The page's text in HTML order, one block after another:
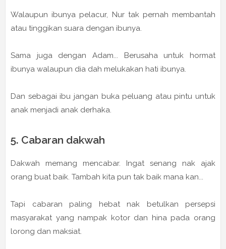
Walaupun ibunya pelacur, Nur tak pernah membantah
atau tinggikan suara dengan ibunya.
Sama juga dengan Adam... Berusaha untuk hormat
ibunya walaupun dia dah melukakan hati ibunya.
Dan sebagai ibu jangan buka peluang atau pintu untuk
anak menjadi anak derhaka.
5. Cabaran dakwah
Dakwah memang mencabar. Ingat senang nak ajak
orang buat baik. Tambah kita pun tak baik mana kan...
Tapi cabaran paling hebat nak betulkan persepsi
masyarakat yang nampak kotor dan hina pada orang
lorong dan maksiat.